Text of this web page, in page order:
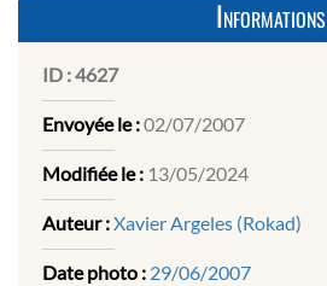
Informations
ID :4627
Envoyée le :02/07/2007
Modifiée le : 13/05/2024
Auteur :Xavier Argeles (Rokad)
Date photo : 29/06/2007